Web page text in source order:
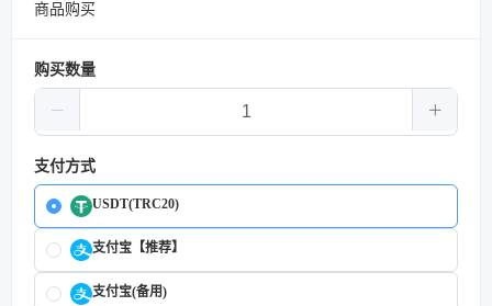
商品购买
购买数量
支付方式
USDT(TRC20)
支付宝【推荐】
支付宝(备用)